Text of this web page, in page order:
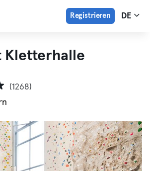
Registrieren DE
Kletterhalle
(1268)